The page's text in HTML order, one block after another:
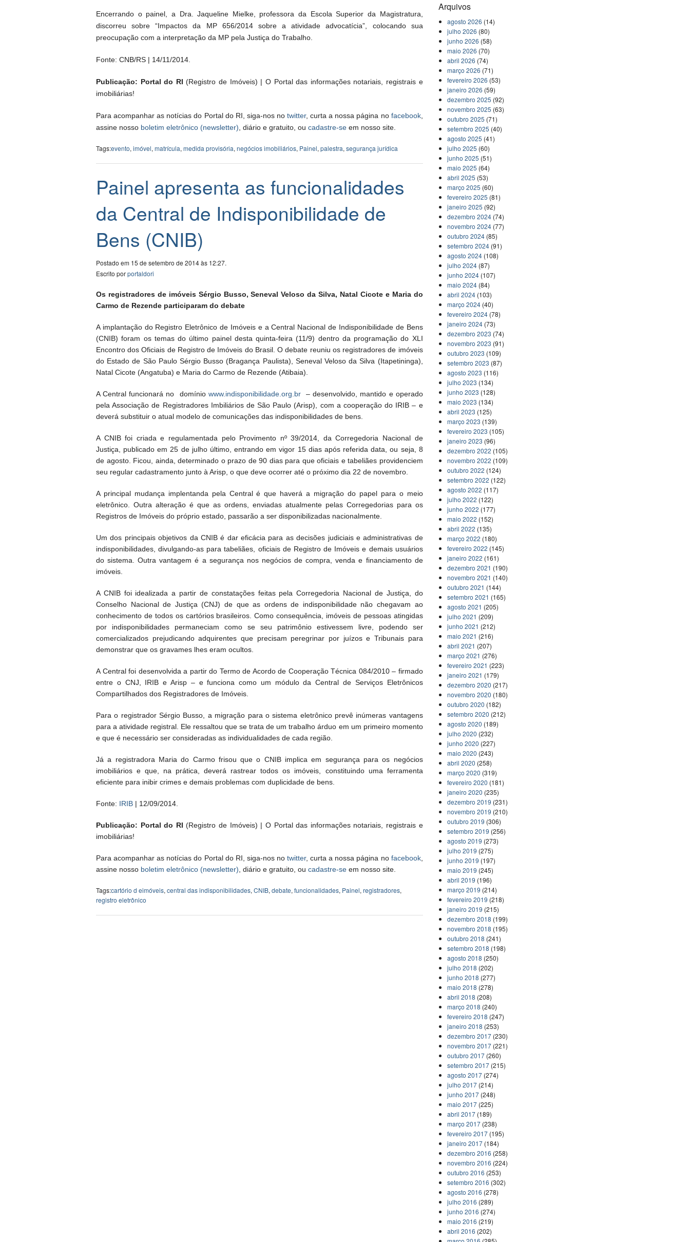
Encerrando o painel, a Dra. Jaqueline Mielke, professora da Escola Superior da Magistratura,
discorreu sobre “Impactos da MP 656/2014 sobre a atividade advocatícia”, colocando sua
preocupação com a interpretação da MP pela Justiça do Trabalho.
Fonte: CNB/RS | 14/11/2014.
Publicação: Portal do RI (Registro de Imóveis) | O Portal das informações notariais, registrais e
imobiliárias!
Para acompanhar as notícias do Portal do RI, siga-nos notwitter, curta a nossa página no facebook,
assine nosso boletim eletrônico (newsletter) , diário e gratuito, ou cadastre-se em nosso site.
Tags:evento, imóvel, matrícula, medida provisória, negócios imobiliários, Painel, palestra, segurança jurídica
Painel apresenta as funcionalidades
da Central de Indisponibilidade de
Bens (CNIB)
Postado em 15 de setembro de 2014 às 12:27.
Escrito porportaldori
Os registradores de imóveis Sérgio Busso, Seneval Veloso da Silva, Natal Cicote e Maria do
Carmo de Rezende participaram do debate
A implantação do Registro Eletrônico de Imóveis e a Central Nacional de Indisponibilidade de Bens
(CNIB) foram os temas do último painel desta quinta-feira (11/9) dentro da programação do XLI
Encontro dos Oficiais de Registro de Imóveis do Brasil. O debate reuniu os registradores de imóveis
do Estado de São Paulo Sérgio Busso (Bragança Paulista), Seneval Veloso da Silva (Itapetininga),
Natal Cicote (Angatuba) e Maria do Carmo de Rezende (Atibaia).
A Central funcionará no domínio www.indisponibilidade.org.br– desenvolvido, mantido e operado
pela Associação de Registradores Imbiliários de São Paulo (Arisp), com a cooperação do IRIB – e
deverá substituir o atual modelo de comunicações das indisponibilidades de bens.
A CNIB foi criada e regulamentada pelo Provimento nº 39/2014, da Corregedoria Nacional de
Justiça, publicado em 25 de julho último, entrando em vigor 15 dias após referida data, ou seja, 8
de agosto. Ficou, ainda, determinado o prazo de 90 dias para que oficiais e tabeliães providenciem
seu regular cadastramento junto à Arisp, o que deve ocorrer até o próximo dia 22 de novembro.
A principal mudança implentanda pela Central é que haverá a migração do papel para o meio
eletrônico. Outra alteração é que as ordens, enviadas atualmente pelas Corregedorias para os
Registros de Imóveis do próprio estado, passarão a ser disponibilizadas nacionalmente.
Um dos principais objetivos da CNIB é dar eficácia para as decisões judiciais e administrativas de
indisponibilidades, divulgando-as para tabeliães, oficiais de Registro de Imóveis e demais usuários
do sistema. Outra vantagem é a segurança nos negócios de compra, venda e financiamento de
imóveis.
A CNIB foi idealizada a partir de constatações feitas pela Corregedoria Nacional de Justiça, do
Conselho Nacional de Justiça (CNJ) de que as ordens de indisponibilidade não chegavam ao
conhecimento de todos os cartórios brasileiros. Como consequência, imóveis de pessoas atingidas
por indisponibilidades permaneciam como se seu patrimônio estivessem livre, podendo ser
comercializados prejudicando adquirentes que precisam peregrinar por juízos e Tribunais para
demonstrar que os gravames lhes eram ocultos.
A Central foi desenvolvida a partir do Termo de Acordo de Cooperação Técnica 084/2010 – firmado
entre o CNJ, IRIB e Arisp – e funciona como um módulo da Central de Serviços Eletrônicos
Compartilhados dos Registradores de Imóveis.
Para o registrador Sérgio Busso, a migração para o sistema eletrônico prevê inúmeras vantagens
para a atividade registral. Ele ressaltou que se trata de um trabalho árduo em um primeiro momento
e que é necessário ser consideradas as individualidades de cada região.
Já a registradora Maria do Carmo frisou que o CNIB implica em segurança para os negócios
imobiliários e que, na prática, deverá rastrear todos os imóveis, constituindo uma ferramenta
eficiente para inibir crimes e demais problemas com duplicidade de bens.
Fonte: IRIB | 12/09/2014.
Publicação: Portal do RI (Registro de Imóveis) | O Portal das informações notariais, registrais e
imobiliárias!
Para acompanhar as notícias do Portal do RI, siga-nos notwitter, curta a nossa página no facebook,
assine nosso boletim eletrônico (newsletter) , diário e gratuito, ou cadastre-se em nosso site.
Tags:cartório d eimóveis, central das indisponibilidades, CNIB, debate, funcionalidades, Painel, registradores,
registro eletrônico
Arquivos
agosto 2026 (14)
julho 2026 (80)
junho 2026 (58)
maio 2026 (70)
abril 2026 (74)
março 2026 (71)
fevereiro 2026 (53)
janeiro 2026 (59)
dezembro 2025 (92)
novembro 2025 (63)
outubro 2025 (71)
setembro 2025 (40)
agosto 2025 (41)
julho 2025 (60)
junho 2025 (51)
maio 2025 (64)
abril 2025 (53)
março 2025 (60)
fevereiro 2025 (81)
janeiro 2025 (92)
dezembro 2024 (74)
novembro 2024 (77)
outubro 2024 (85)
setembro 2024 (91)
agosto 2024 (108)
julho 2024 (87)
junho 2024 (107)
maio 2024 (84)
abril 2024 (103)
março 2024 (40)
fevereiro 2024 (78)
janeiro 2024 (73)
dezembro 2023 (74)
novembro 2023 (91)
outubro 2023 (109)
setembro 2023 (87)
agosto 2023 (116)
julho 2023 (134)
junho 2023 (128)
maio 2023 (134)
abril 2023 (125)
março 2023 (139)
fevereiro 2023 (105)
janeiro 2023 (96)
dezembro 2022 (105)
novembro 2022 (109)
outubro 2022 (124)
setembro 2022 (122)
agosto 2022 (117)
julho 2022 (122)
junho 2022 (177)
maio 2022 (152)
abril 2022 (135)
março 2022 (180)
fevereiro 2022 (145)
janeiro 2022 (161)
dezembro 2021 (190)
novembro 2021 (140)
outubro 2021 (144)
setembro 2021 (165)
agosto 2021 (205)
julho 2021 (209)
junho 2021 (212)
maio 2021 (216)
abril 2021 (207)
março 2021 (276)
fevereiro 2021 (223)
janeiro 2021 (179)
dezembro 2020 (217)
novembro 2020 (180)
outubro 2020 (182)
setembro 2020 (212)
agosto 2020 (189)
julho 2020 (232)
junho 2020 (227)
maio 2020 (243)
abril 2020 (258)
março 2020 (319)
fevereiro 2020 (181)
janeiro 2020 (235)
dezembro 2019 (231)
novembro 2019 (210)
outubro 2019 (306)
setembro 2019 (256)
agosto 2019 (273)
julho 2019 (275)
junho 2019 (197)
maio 2019 (245)
abril 2019 (196)
março 2019 (214)
fevereiro 2019 (218)
janeiro 2019 (215)
dezembro 2018 (199)
novembro 2018 (195)
outubro 2018 (241)
setembro 2018 (198)
agosto 2018 (250)
julho 2018 (202)
junho 2018 (277)
maio 2018 (278)
abril 2018 (208)
março 2018 (240)
fevereiro 2018 (247)
janeiro 2018 (253)
dezembro 2017 (230)
novembro 2017 (221)
outubro 2017 (260)
setembro 2017 (215)
agosto 2017 (274)
julho 2017 (214)
junho 2017 (248)
maio 2017 (225)
abril 2017 (189)
março 2017 (238)
fevereiro 2017 (195)
janeiro 2017 (184)
dezembro 2016 (258)
novembro 2016 (224)
outubro 2016 (253)
setembro 2016 (302)
agosto 2016 (278)
julho 2016 (289)
junho 2016 (274)
maio 2016 (219)
abril 2016 (202)